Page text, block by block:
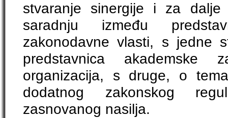
stvaranje sinergije i za dalje
saradnju između
zakonodavne vlasti, s jedne
predstavnica akademske
organizacija, s druge, o
dodatnog zakonskog
zasnovanog nasilja.